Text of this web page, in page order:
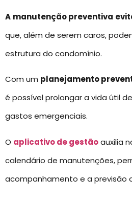
A manutenção preventiva
que, além de serem caros,
estrutura do condomínio.
Com um planejamento
é possível prolongar a vida útil
gastos emergenciais.
O aplicativo de gestãoauxilia
calendário de manutenções,
acompanhamento e a previsão